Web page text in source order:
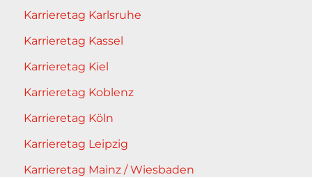
Karrieretag Karlsruhe
Karrieretag Kassel
Karrieretag Kiel
Karrieretag Koblenz
Karrieretag Köln
Karrieretag Leipzig
Karrieretag Mainz / Wiesbaden